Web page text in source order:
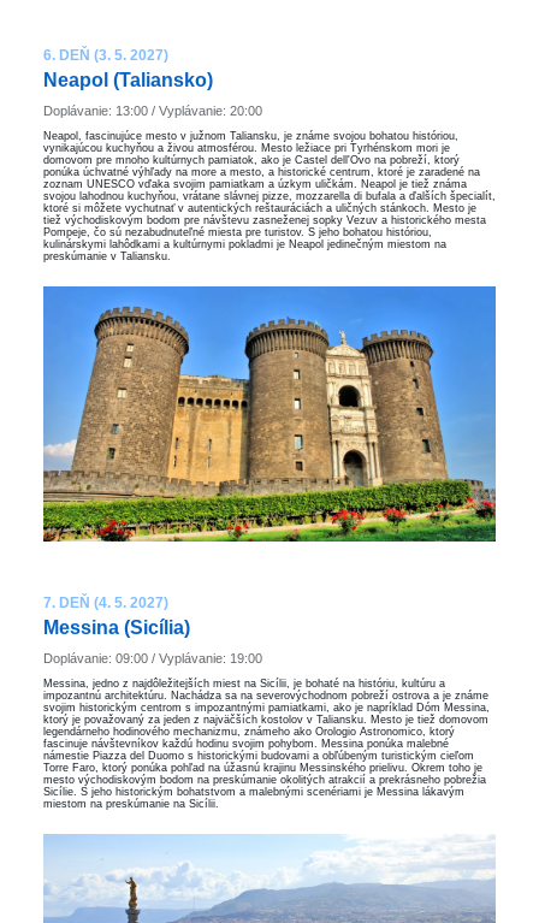
6. DEŇ (3. 5. 2027)
Neapol (Taliansko)
Doplávanie: 13:00 / Vyplávanie: 20:00
Neapol, fascinujúce mesto v južnom Taliansku, je známe svojou bohatou históriou,
vynikajúcou kuchyňou a živou atmosférou. Mesto ležiace pri Tyrhénskom mori je
domovom pre mnoho kultúrnych pamiatok, ako je Castel dell'Ovo na pobreží, ktorý
ponúka úchvatné výhľady na more a mesto, a historické centrum, ktoré je zaradené na
zoznam UNESCO vďaka svojim pamiatkam a úzkym uličkám. Neapol je tiež známa
svojou lahodnou kuchyňou, vrátane slávnej pizze, mozzarella di bufala a ďalších špecialít,
ktoré si môžete vychutnať v autentických reštauráciách a uličných stánkoch. Mesto je
tiež východiskovým bodom pre návštevu zasneženej sopky Vezuv a historického mesta
Pompeje, čo sú nezabudnuteľné miesta pre turistov. S jeho bohatou históriou,
kulinárskymi lahôdkami a kultúrnymi pokladmi je Neapol jedinečným miestom na
preskúmanie v Taliansku.
7. DEŇ (4. 5. 2027)
Messina (Sicília)
Doplávanie: 09:00 / Vyplávanie: 19:00
Messina, jedno z najdôležitejších miest na Sicílii, je bohaté na históriu, kultúru a
impozantnú architektúru. Nachádza sa na severovýchodnom pobreží ostrova a je známe
svojim historickým centrom s impozantnými pamiatkami, ako je napríklad Dóm Messina,
ktorý je považovaný za jeden z najväčších kostolov v Taliansku. Mesto je tiež domovom
legendárneho hodinového mechanizmu, známeho ako Orologio Astronomico, ktorý
fascinuje návštevníkov každú hodinu svojim pohybom. Messina ponúka malebné
námestie Piazza del Duomo s historickými budovami a obľúbeným turistickým cieľom
Torre Faro, ktorý ponúka pohľad na úžasnú krajinu Messinského prielivu. Okrem toho je
mesto východiskovým bodom na preskúmanie okolitých atrakcií a prekrásneho pobrežia
Sicílie. S jeho historickým bohatstvom a malebnými scenériami je Messina lákavým
miestom na preskúmanie na Sicílii.